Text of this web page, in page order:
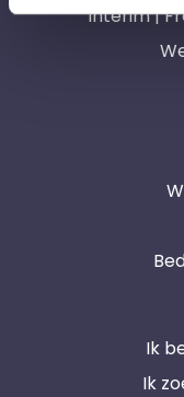
Interim |
Ik
Ik